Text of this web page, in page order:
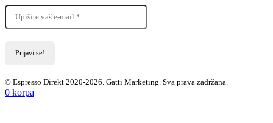
© Espresso Direkt 2020-2026. Gatti Marketing. Sva prava zadržana.
0 korpa